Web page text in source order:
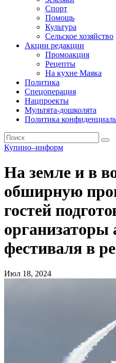
Спорт
Помощь
Культура
Сельское хозяйство
Акции редакции
Промоакция
Рецепты
На кухне Маяка
Политика
Спецоперация
Нацпроекты
Мультята-дошколята
Политика
Купино–информ
На земле и в
обширную
гостей
организаторы
фестиваля в
Июл 18, 2024